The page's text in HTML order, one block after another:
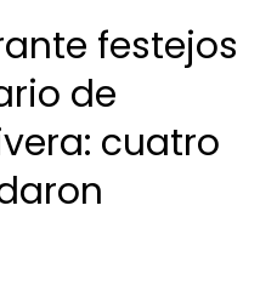
festejos
de
cuatro